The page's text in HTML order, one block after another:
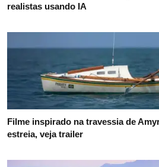
realistas usando IA
Filme inspirado na travessia de
estreia, veja trailer